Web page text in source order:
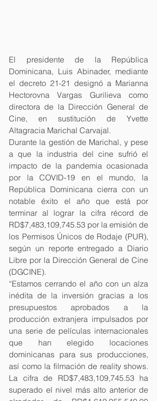
El presidente de la República
Dominicana, Luis Abinader, mediante
el decreto 21-21 designó a Marianna
Hectorovna Vargas Gurilieva como
directora de la Dirección General de
Cine, en sustitución de Yvette
Altagracia Marichal Carvajal.
Durante la gestión de Marichal, y pese
a que la industria del cine sufrió el
impacto de la pandemia ocasionada
por la COVID-19 en el mundo, la
República Dominicana cierra con un
notable éxito el año que está por
terminar al lograr la cifra récord de
RD$7,483,109,745.53 por la emisión de
los Permisos Únicos de Rodaje (PUR),
según un reporte entregado a Diario
Libre por la Dirección General de Cine
(DGCINE).
“Estamos cerrando el año con un alza
inédita de la inversión gracias a los
presupuestos aprobados a la
producción extranjera impulsados por
una serie de películas internacionales
que han elegido locaciones
dominicanas para sus producciones,
así como la filmación de reality shows.
La cifra de RD$7,483,109,745.53 ha
superado el nivel más alto anterior de